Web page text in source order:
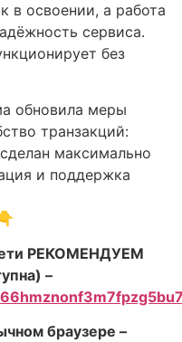
в освоении, а работа
сервиса.
без
обновила меры
транзакций:
максимально
и поддержка
РЕКОМЕНДУЕМ
–
браузере –